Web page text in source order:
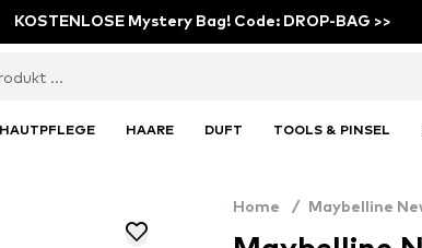
KOSTENLOSE Mystery Bag! Code: DROP-BAG >>
HAUTPFLEGE HAARE DUFT TOOLS & PINSEL
Home / Maybelline